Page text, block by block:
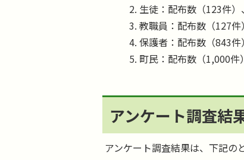
生徒：配布数（123件）
教職員：配布数（127件
保護者：配布数（843件
町民：配布数（1,000件
アンケート調査結
アンケート調査結果は、下記の